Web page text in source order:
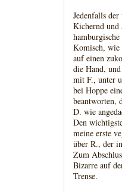
Jedenfalls
Kichernd und
Komisch, wie
auf einen
die Hand,
mit F., unter
bei Hoppe
beantworten,
D. wie
Den
meine erste
über R., der
Zum
Bizarre auf
Trense.